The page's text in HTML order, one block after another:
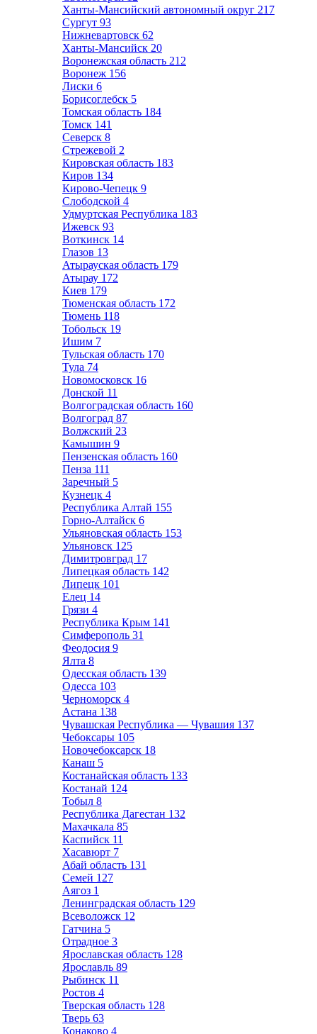
Ханты-Мансийский автономный округ 217
Сургут 93
Нижневартовск 62
Ханты-Мансийск 20
Воронежская область 212
Воронеж 156
Лиски 6
Борисоглебск 5
Томская область 184
Томск 141
Северск 8
Стрежевой 2
Кировская область 183
Киров 134
Кирово-Чепецк 9
Слободской 4
Удмуртская Республика 183
Ижевск 93
Воткинск 14
Глазов 13
Атырауская область 179
Атырау 172
Киев 179
Тюменская область 172
Тюмень 118
Тобольск 19
Ишим 7
Тульская область 170
Тула 74
Новомосковск 16
Донской 11
Волгоградская область 160
Волгоград 87
Волжский 23
Камышин 9
Пензенская область 160
Пенза 111
Заречный 5
Кузнецк 4
Республика Алтай 155
Горно-Алтайск 6
Ульяновская область 153
Ульяновск 125
Димитровград 17
Липецкая область 142
Липецк 101
Елец 14
Грязи 4
Республика Крым 141
Симферополь 31
Феодосия 9
Ялта 8
Одесская область 139
Одесса 103
Черноморск 4
Астана 138
Чувашская Республика — Чувашия 137
Чебоксары 105
Новочебоксарск 18
Канаш 5
Костанайская область 133
Костанай 124
Тобыл 8
Республика Дагестан 132
Махачкала 85
Каспийск 11
Хасавюрт 7
Абай область 131
Семей 127
Аягоз 1
Ленинградская область 129
Всеволожск 12
Гатчина 5
Отрадное 3
Ярославская область 128
Ярославль 89
Рыбинск 11
Ростов 4
Тверская область 128
Тверь 63
Конаково 4